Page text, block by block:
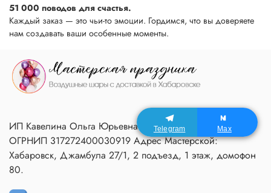
51 000 поводов для счастья.
Каждый заказ — это чьи-то эмоции. Гордимся, что вы доверяете
нам создавать ваши особенные моменты.
ИП Кавелина Ольга Юрьевна ИНН 270604366791
ОГРНИП 317272400030919 Адрес Мастерской:
Хабаровск, Джамбула 27/1, 2 подъезд, 1 этаж, домофон
80.
Telegram Max